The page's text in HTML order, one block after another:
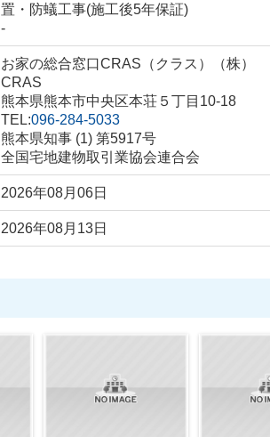
置・防蟻工事(施工後5年保証)
-
お家の総合窓口CRAS（クラス）（株）
CRAS
熊本県熊本市中央区本荘５丁目10-18
TEL:096-284-5033
熊本県知事 (1) 第5917号
全国宅地建物取引業協会連合会
2026年08月06日
2026年08月13日